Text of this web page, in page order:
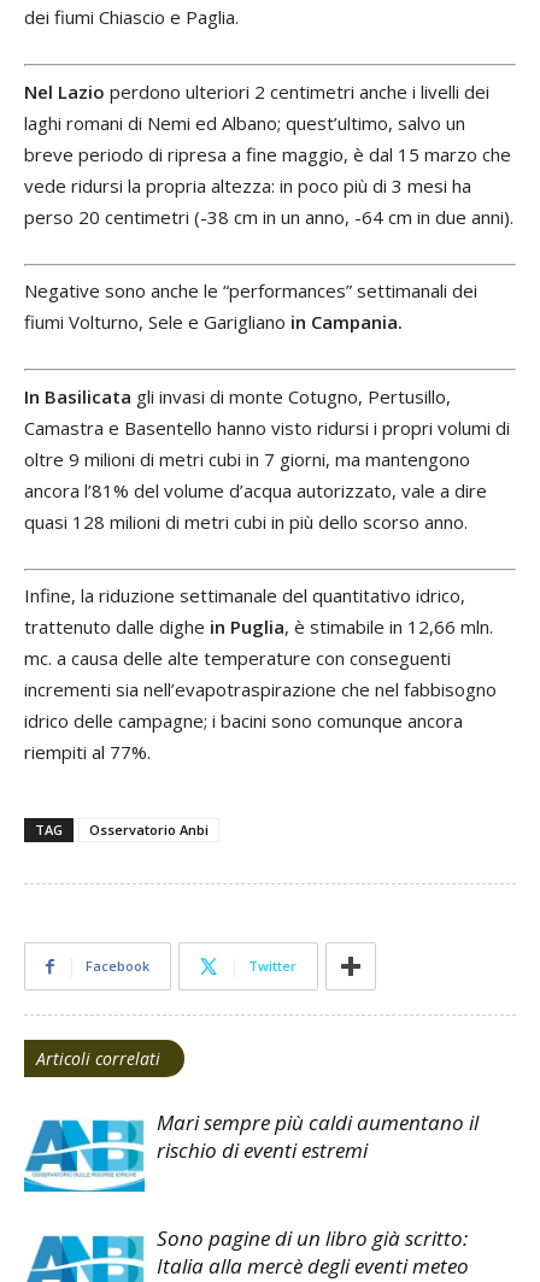
dei fiumi Chiascio e Paglia.
Nel Lazio perdono ulteriori 2 centimetri anche i livelli dei
laghi romani di Nemi ed Albano; quest’ultimo, salvo un
breve periodo di ripresa a fine maggio, è dal 15 marzo che
vede ridursi la propria altezza: in poco più di 3 mesi ha
perso 20 centimetri (-38 cm in un anno, -64 cm in due anni).
Negative sono anche le “performances” settimanali dei
fiumi Volturno, Sele e Garigliano in Campania.
In Basilicata gli invasi di monte Cotugno, Pertusillo,
Camastra e Basentello hanno visto ridursi i propri volumi di
oltre 9 milioni di metri cubi in 7 giorni, ma mantengono
ancora l’81% del volume d’acqua autorizzato, vale a dire
quasi 128 milioni di metri cubi in più dello scorso anno.
Infine, la riduzione settimanale del quantitativo idrico,
trattenuto dalle dighe in Puglia, è stimabile in 12,66 mln.
mc. a causa delle alte temperature con conseguenti
incrementi sia nell’evapotraspirazione che nel fabbisogno
idrico delle campagne; i bacini sono comunque ancora
riempiti al 77%.
TAG Osservatorio Anbi
Facebook Twitter
Articoli correlati
Mari sempre più caldi aumentano il
rischio di eventi estremi
Sono pagine di un libro già scritto:
Italia alla mercè degli eventi meteo